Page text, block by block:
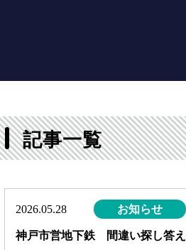
記事一覧
2026.05.28 お知らせ
神戸市営地下鉄 間違い探し答え